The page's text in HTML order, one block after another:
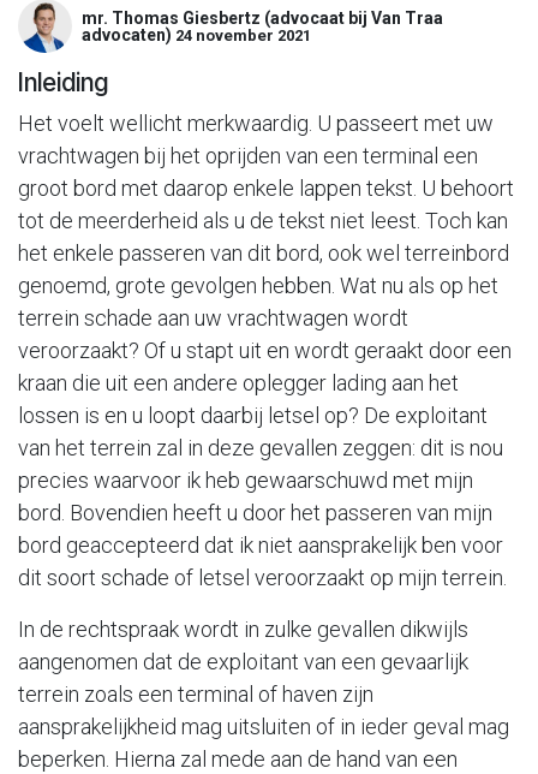
mr. Thomas Giesbertz (advocaat bij Van Traa
advocaten) 24 november 2021
Inleiding
Het voelt wellicht merkwaardig. U passeert met uw
vrachtwagen bij het oprijden van een terminal een
groot bord met daarop enkele lappen tekst. U behoort
tot de meerderheid als u de tekst niet leest. Toch kan
het enkele passeren van dit bord, ook wel terreinbord
genoemd, grote gevolgen hebben. Wat nu als op het
terrein schade aan uw vrachtwagen wordt
veroorzaakt? Of u stapt uit en wordt geraakt door een
kraan die uit een andere oplegger lading aan het
lossen is en u loopt daarbij letsel op? De exploitant
van het terrein zal in deze gevallen zeggen: dit is nou
precies waarvoor ik heb gewaarschuwd met mijn
bord. Bovendien heeft u door het passeren van mijn
bord geaccepteerd dat ik niet aansprakelijk ben voor
dit soort schade of letsel veroorzaakt op mijn terrein.
In de rechtspraak wordt in zulke gevallen dikwijls
aangenomen dat de exploitant van een gevaarlijk
terrein zoals een terminal of haven zijn
aansprakelijkheid mag uitsluiten of in ieder geval mag
beperken. Hierna zal mede aan de hand van een